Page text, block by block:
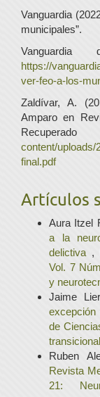
Vanguardia
municipales”.
https://
ver-feo-a-los-
Zaldívar, A.
Amparo en
content/
final.pdf
Artículos
Aura Itzel
a la
delictiva ,
Vol. 7
y
Jaime
excepción
de
transicional
Ruben
Revista
21: